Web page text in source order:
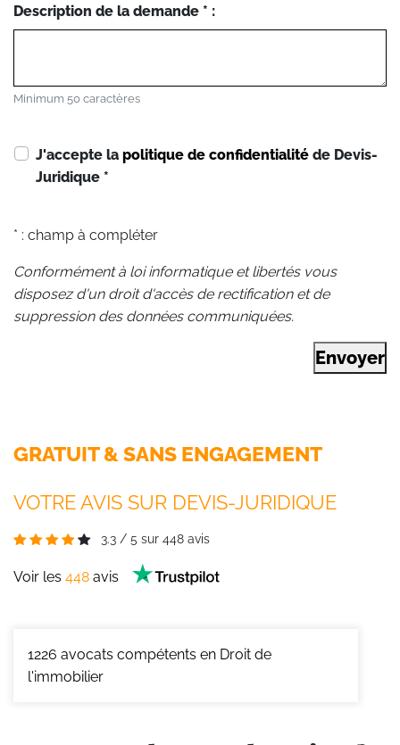
Description de la demande * :
Minimum 50 caractères
J'accepte la politique de confidentialité de Devis-
Juridique *
* : champ à compléter
Conformément à loi informatique et libertés vous
disposez d'un droit d'accès de rectification et de
suppression des données communiquées.
Envoyer
GRATUIT & SANS ENGAGEMENT
VOTRE AVIS SUR DEVIS-JURIDIQUE
3.3 / 5 sur 448 avis
Voir les 448 avis
1226 avocats compétents en Droit de
l'immobilier